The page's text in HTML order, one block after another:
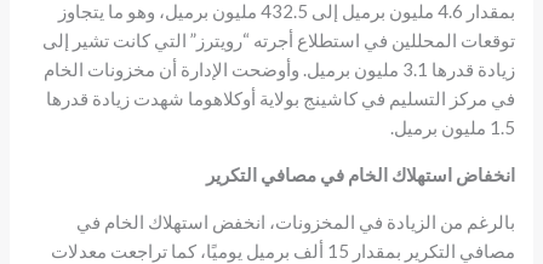
بمقدار 4.6 مليون برميل إلى 432.5 مليون برميل، وهو ما يتجاوز
توقعات المحللين في استطلاع أجرته “رويترز” التي كانت تشير إلى
زيادة قدرها 3.1 مليون برميل. وأوضحت الإدارة أن مخزونات الخام
في مركز التسليم في كاشينج بولاية أوكلاهوما شهدت زيادة قدرها
1.5 مليون برميل.
انخفاض استهلاك الخام في مصافي التكرير
بالرغم من الزيادة في المخزونات، انخفض استهلاك الخام في
مصافي التكرير بمقدار 15 ألف برميل يوميًا، كما تراجعت معدلات